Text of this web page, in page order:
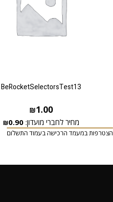
BeRocketSelectorsTest13
₪1.00
מחיר לחברי מועדון: ₪0.90
הצטרפות במעמד הרכישה בעמוד התשלום